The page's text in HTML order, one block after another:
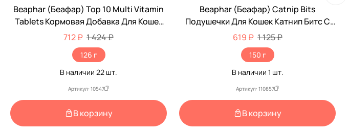
-50%
Beaphar (Беафар) Top 10 Multi Vitamin
Tablets Кормовая Добавка Для Кошек
180шт 13213
712 ₽ 1 424 ₽
126 г
В наличии 22 шт.
Артикул: 10547
В корзину
-45%
Beaphar (Беафар) Catnip Bits
Подушечки Для Кошек Катнип Битс С
Кошачьей Мятой 150г 11612/13249
619 ₽ 1 125 ₽
150 г
В наличии 1 шт.
Артикул: 110857
В корзину